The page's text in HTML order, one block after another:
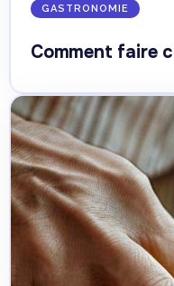
GASTRONOMIE
Comment faire